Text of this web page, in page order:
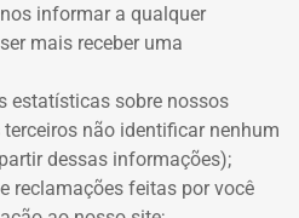
informar a qualquer
mais receber uma
estatísticas sobre nossos
não identificar nenhum
dessas informações);
reclamações feitas por você